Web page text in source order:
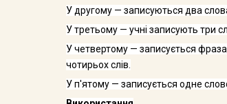
У другому — записуються два
У третьому — учні записують три
У четвертому — записується
чотирьох слів.
У п'ятому — записується одне